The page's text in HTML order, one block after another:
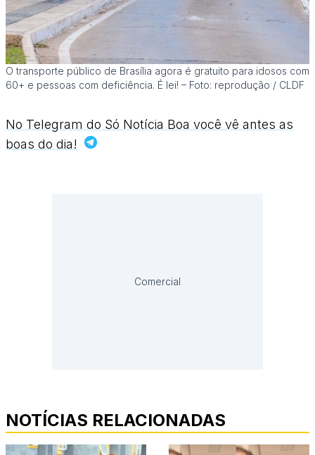
O transporte público de Brasília agora é gratuito para idosos com
60+ e pessoas com deficiência. É lei! – Foto: reprodução / CLDF
No Telegram do Só Notícia Boa você vê antes as
boas do dia!
Comercial
NOTÍCIAS RELACIONADAS